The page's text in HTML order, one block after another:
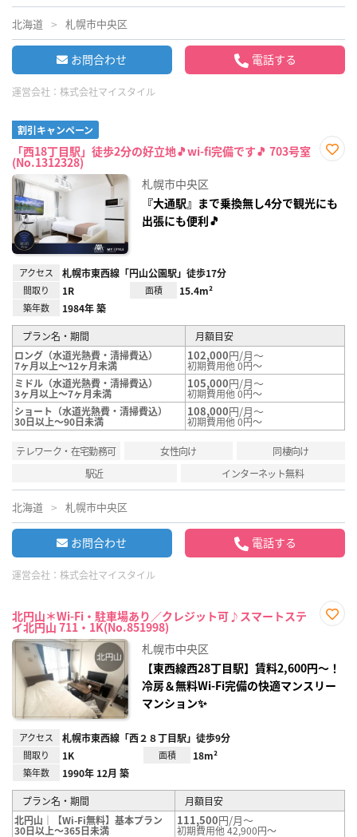
北海道 札幌市中央区
お問合わせ 電話する
運営会社： 株式会社マイスタイル
割引キャンペーン
「西18丁目駅」徒歩2分の好立地🎵wi-fi完備です🎵 703号室
(No.1312328)
録
札幌市中央区
『大通駅』まで乗換無し4分で観光にも
出張にも便利🎵
アクセス 札幌市東西線「円山公園駅」徒歩17分
間取り 1R 面積 15.4m²
築年数 1984年 築
プラン名・期間
月額目安
ロング（水道光熱費・清掃費込）
7ヶ月以上～12ヶ月未満
102,000円/月～
初期費用他 0円～
ミドル（水道光熱費・清掃費込）
3ヶ月以上～7ヶ月未満
105,000円/月～
初期費用他 0円～
ショート（水道光熱費・清掃費込）
30日以上～90日未満
108,000円/月～
初期費用他 0円～
テレワーク・在宅勤務可 女性向け
同棲向け
駅近
インターネット無料
北海道 札幌市中央区
お問合わせ 電話する
運営会社： 株式会社マイスタイル
北円山＊Wi-Fi・駐車場あり／クレジット可♪スマートステ
イ北円山 711・1K(No.851998)
録
札幌市中央区
【東西線西28丁目駅】賃料2,600円〜！
冷房＆無料Wi-Fi完備の快適マンスリー
マンション✨
アクセス 札幌市東西線「西２８丁目駅」徒歩9分
間取り 1K 面積 18m²
築年数 1990年 12月 築
プラン名・期間
月額目安
北円山｜【Wi-Fi無料】基本プラン
30日以上～365日未満
111,500円/月～
初期費用他 42,900円～